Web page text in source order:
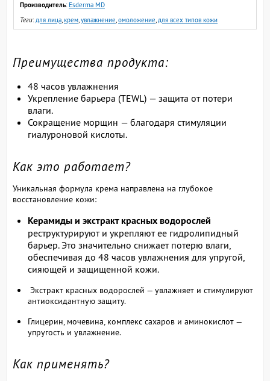
Производитель: Esderma MD
Теги:для лица,крем,увлажнение,омоложение,для всех типов кожи
Преимущества продукта:
48 часов увлажнения
Укрепление барьера (TEWL) — защита от потери
влаги.
Сокращение морщин — благодаря стимуляции
гиалуроновой кислоты.
Как это работает?
Уникальная формула крема направлена на глубокое
восстановление кожи:
Керамиды и экстракт красных водорослей
реструктурируют и укрепляют ее гидролипидный
барьер. Это значительно снижает потерю влаги,
обеспечивая до 48 часов увлажнения для упругой,
сияющей и защищенной кожи.
Экстракт красных водорослей — увлажняет и стимулируют
антиоксидантную защиту.
Глицерин, мочевина, комплекс сахаров и аминокислот —
упругость и увлажнение.
Как применять?